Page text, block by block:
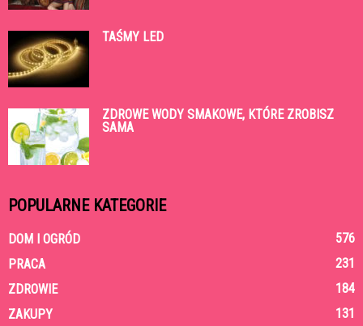
TAŚMY LED
ZDROWE WODY SMAKOWE, KTÓRE ZROBISZ
SAMA
POPULARNE KATEGORIE
DOM I OGRÓD
576
PRACA
231
ZDROWIE
184
ZAKUPY
131